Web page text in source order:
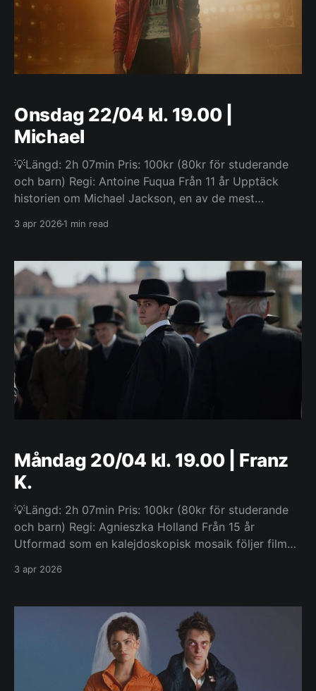
Onsdag 22/04 kl. 19.00 |
Michael
💡Längd: 2h 07min Pris: 100kr (80kr för studerande
och barn) Regi: Antoine Fuqua Från 11 år Upptäck
historien om Michael Jackson, en av de mest
och hans liv bortom musiken. Filmen följer hans resa
frontfigur i The
3 apr 20261 min read
Måndag 20/04 kl. 19.00 | Franz
K.
💡Längd: 2h 07min Pris: 100kr (80kr för studerande
och barn) Regi: Agnieszka Holland Från 15 år
Utformad som en kalejdoskopisk mosaik följer filmen
från hans födelse i 1800-talets Prague till hans död i
3 apr 2026